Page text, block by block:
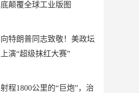
底颠覆全球工业版图
向特朗普同志致敬！美政坛
上演“超级抹红大赛”
射程1800公里的“巨炮”，治